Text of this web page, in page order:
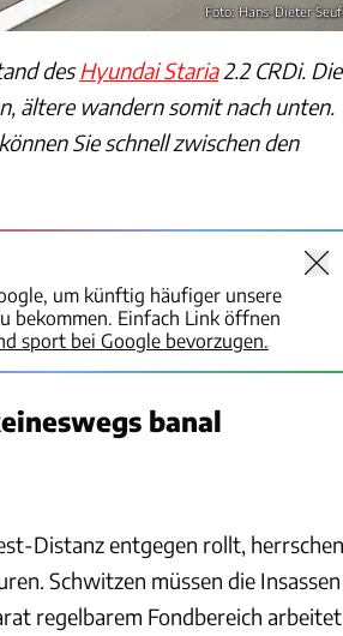
Foto: Hans-Dieter
desHyundai Staria2.2 CRDi. Die
ältere wandern somit nach unten.
Sie schnell zwischen den
um künftig häufiger unsere
bekommen. Einfach Link öffnen
sport bei Google bevorzugen.
banal
Distanz entgegen rollt, herrschen
Schwitzen müssen die Insassen
regelbarem Fondbereich arbeitet